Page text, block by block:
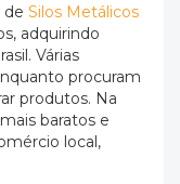
de Silos Metálicos
adquirindo
Várias
procuram
produtos. Na
baratos e
local,